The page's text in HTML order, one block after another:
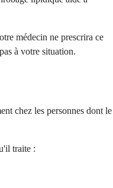
médecin ne prescrira ce
à votre situation.
chez les personnes dont le
traite :